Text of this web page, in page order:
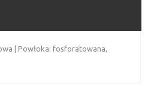
| Powłoka: fosforatowana,